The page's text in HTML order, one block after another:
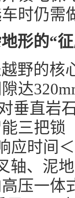
时仍需
形的“
野的核
达
垂直岩
三把锁
应时间
轴、泥
压一体